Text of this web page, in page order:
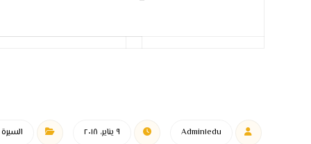
Admin١edu ٩ يناير، ٢٠١٨ السيرة